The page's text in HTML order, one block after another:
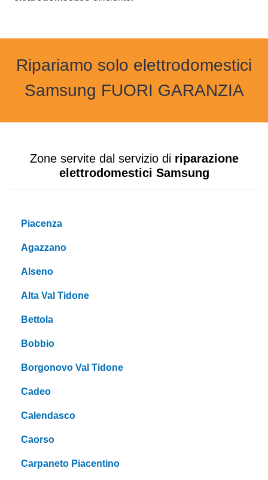
Ripariamo solo elettrodomestici
Samsung FUORI GARANZIA
Zone servite dal servizio di riparazione
elettrodomestici Samsung
Piacenza
Agazzano
Alseno
Alta Val Tidone
Bettola
Bobbio
Borgonovo Val Tidone
Cadeo
Calendasco
Caorso
Carpaneto Piacentino